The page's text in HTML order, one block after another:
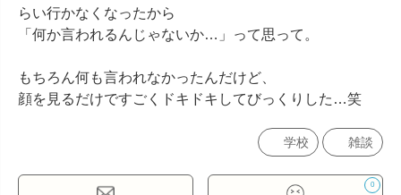
らい行かなくなったから
「何か言われるんじゃないか…」って思って。
もちろん何も言われなかったんだけど、
顔を見るだけですごくドキドキしてびっくりした…笑
学校 雑談
0